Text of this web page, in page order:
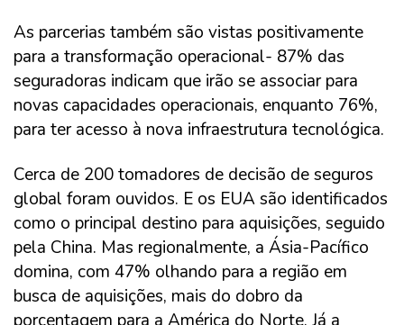
As parcerias também são vistas positivamente
para a transformação operacional- 87% das
seguradoras indicam que irão se associar para
novas capacidades operacionais, enquanto 76%,
para ter acesso à nova infraestrutura tecnológica.
Cerca de 200 tomadores de decisão de seguros
global foram ouvidos. E os EUA são identificados
como o principal destino para aquisições, seguido
pela China. Mas regionalmente, a Ásia-Pacífico
domina, com 47% olhando para a região em
busca de aquisições, mais do dobro da